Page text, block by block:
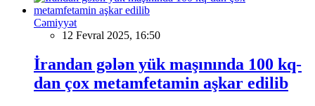
Cəmiyyət
12 Fevral 2025, 16:50
İrandan gələn yük maşınında 100 kq-
dan çox metamfetamin aşkar edilib